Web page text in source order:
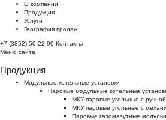
О компании
Продукция
Услуги
География продаж
+7 (3852) 50-22-99 Контакты
Меню сайта
Продукция
Модульные котельные установки
Паровые модульные котельные
МКУ паровые угольные с
МКУ паровые угольные с
Паровые газомазутные